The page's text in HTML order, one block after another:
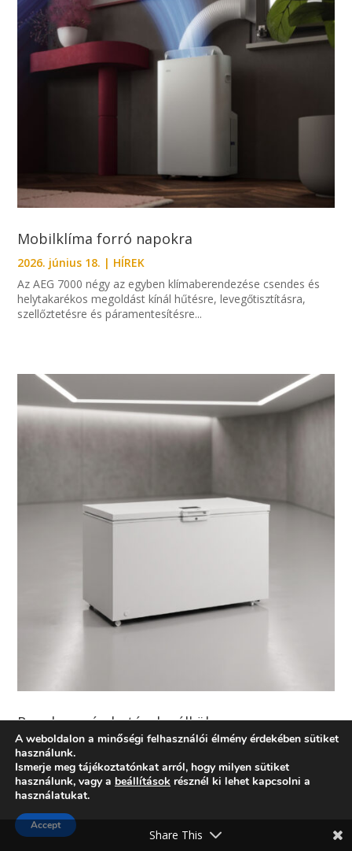
Mobilklíma forró napokra
2026. június 18. | HÍREK
Az AEG 7000 négy az egyben klímaberendezése csendes és
helytakarékos megoldást kínál hűtésre, levegőtisztításra,
szellőztetésre és páramentesítésre...
Rugalmasság határok nélkül
2026. július 17.
A weboldalon a minőségi felhasználói élmény érdekében sütiket
használunk.
Ismerje meg tájékoztatónkat arról, hogy milyen sütiket
használunk, vagy a beállítások résznél ki lehet kapcsolni a
használatukat.
Accept
Share This